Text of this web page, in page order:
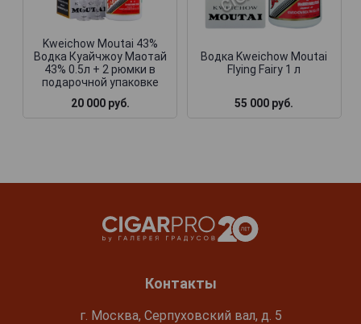
Kweichow Moutai 43%
Водка Куайчжоу Маотай
43% 0.5л + 2 рюмки в
подарочной упаковке
20 000 руб.
Водка Kweichow Moutai
Flying Fairy 1 л
55 000 руб.
Контакты
г. Москва, Серпуховский вал, д. 5